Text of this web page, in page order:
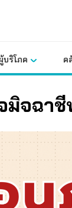
บริโภค ค
จฉา